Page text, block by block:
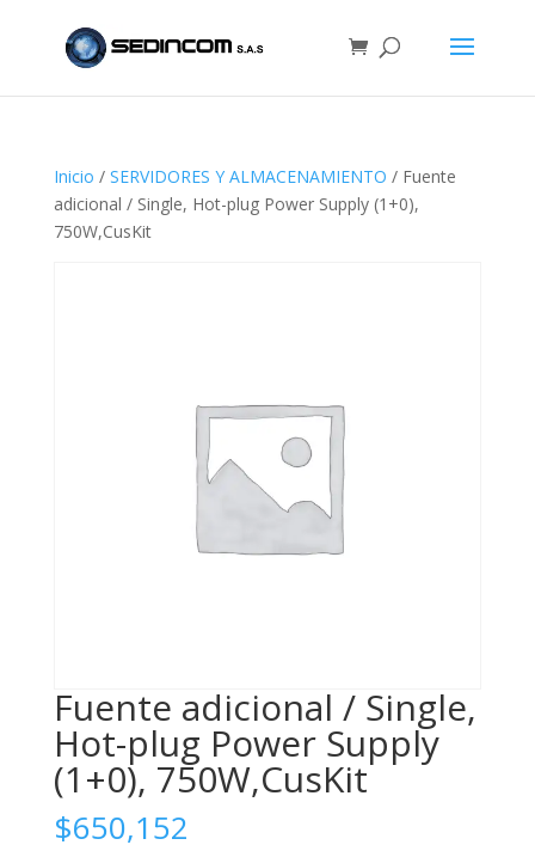
Inicio / SERVIDORES Y ALMACENAMIENTO / Fuente
adicional / Single, Hot-plug Power Supply (1+0),
750W,CusKit
Fuente adicional / Single,
Hot-plug Power Supply
(1+0), 750W,CusKit
$650,152